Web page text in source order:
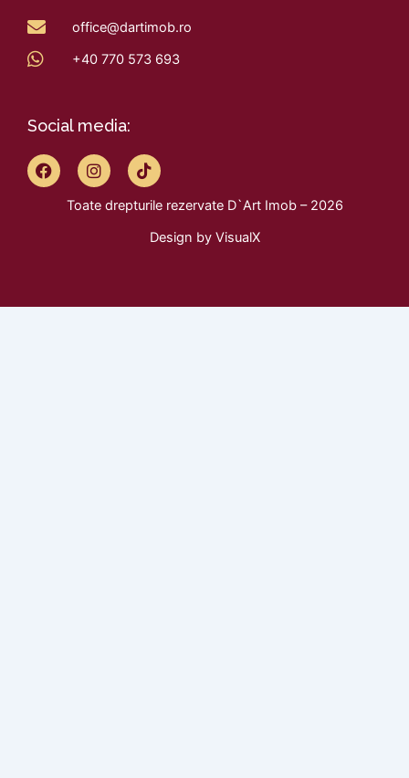
office@dartimob.ro
+40 770 573 693
Social media:
F
a
c
I
n
s
t
T
i
k
t
k
Toate drepturile rezervate D`Art Imob – 2026
Design by VisualX